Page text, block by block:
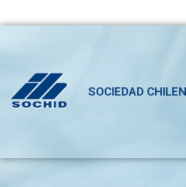
SOCIEDAD